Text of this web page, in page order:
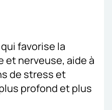
favorise la
et nerveuse, aide à
de stress et
profond et plus